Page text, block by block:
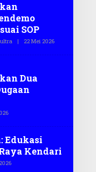
E
G
A
.
C
SOP
| 22 Mei 2026O
E
Dua
O
E
T
G
A
Edukasi
Kendari
O